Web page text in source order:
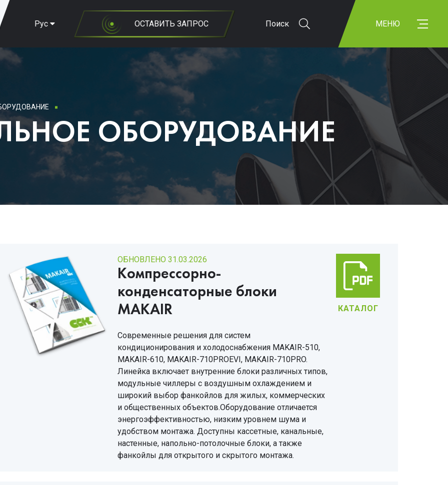
Рус ОСТАВИТЬ ЗАПРОС Поиск МЕНЮ
ОБОРУДОВАНИЕ
ОБНОВЛЕНО 31.03.2026
Компрессорно-
конденсаторные блоки
MAKAIR
Современные решения для систем
кондиционирования и холодоснабжения MAKAIR-510,
MAKAIR-610, MAKAIR-710PROEVI, MAKAIR-710PRO.
Линейка включает внутренние блоки различных типов,
модульные чиллеры с воздушным охлаждением и
широкий выбор фанкойлов для жилых, коммерческих
и общественных объектов.Оборудование отличается
энергоэффективностью, низким уровнем шума и
удобством монтажа. Доступны кассетные, канальные,
настенные, напольно-потолочные блоки, а также
фанкойлы для открытого и скрытого монтажа.
КАТАЛОГ